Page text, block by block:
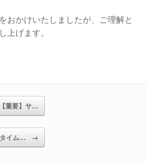
おかけいたしましたが、ご理解と
上げます。
【重要】サ…
イム… →